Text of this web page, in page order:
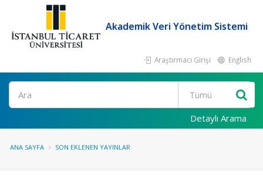
Akademik Veri Yönetim Sistemi
Araştırmacı Girişi English
Ara
Detaylı Arama
ANA SAYFA SON EKLENEN YAYINLAR